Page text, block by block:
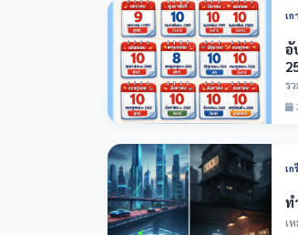
เ
อั
ร
ภ
เก
ท
เห